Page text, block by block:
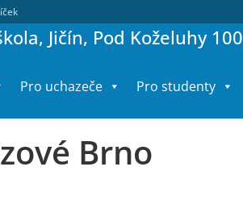
Jičín, Pod Koželuhy 100
Pro uchazeče Pro studenty
Brno